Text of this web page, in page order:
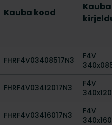
Kauba kood
Kauba
FHRF4V03408517N3
F4V
FHRF4V03412017N3
F4V
FHRF4V03416017N3
F4V